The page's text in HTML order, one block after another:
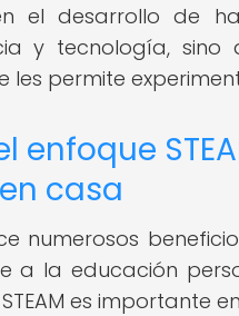
el desarrollo de
y tecnología, sino
les permite
enfoque
casa
numerosos
a la educación
es importante